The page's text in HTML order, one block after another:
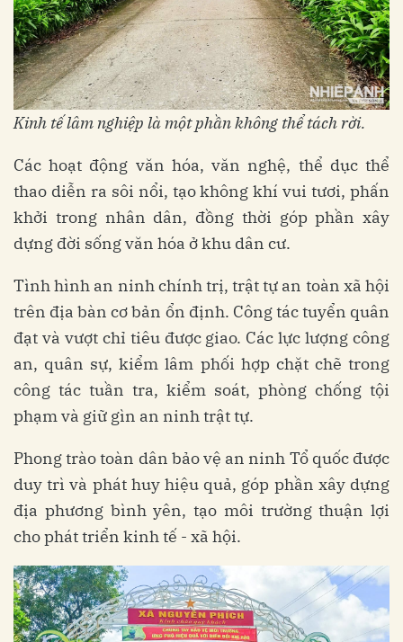
Kinh tế lâm nghiệp là một phần không thể tách rời.
Các hoạt động văn hóa, văn nghệ, thể dục thể
thao diễn ra sôi nổi, tạo không khí vui tươi, phấn
khởi trong nhân dân, đồng thời góp phần xây
dựng đời sống văn hóa ở khu dân cư.
Tình hình an ninh chính trị, trật tự an toàn xã hội
trên địa bàn cơ bản ổn định. Công tác tuyển quân
đạt và vượt chỉ tiêu được giao. Các lực lượng công
an, quân sự, kiểm lâm phối hợp chặt chẽ trong
công tác tuần tra, kiểm soát, phòng chống tội
phạm và giữ gìn an ninh trật tự.
Phong trào toàn dân bảo vệ an ninh Tổ quốc được
duy trì và phát huy hiệu quả, góp phần xây dựng
địa phương bình yên, tạo môi trường thuận lợi
cho phát triển kinh tế - xã hội.